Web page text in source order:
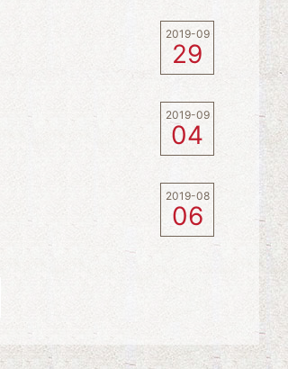
2019-09
29
2019-09
04
2019-08
06